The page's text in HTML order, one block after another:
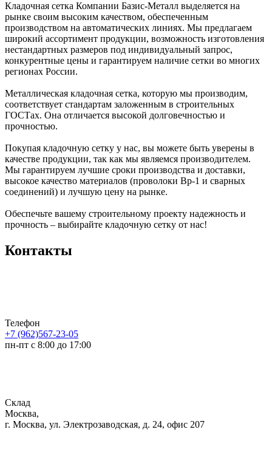
Кладочная сетка Компании Базис-Металл выделяется на
рынке своим высоким качеством, обеспеченным
производством на автоматических линиях. Мы предлагаем
широкий ассортимент продукции, возможность изготовления
нестандартных размеров под индивидуальный запрос,
конкурентные цены и гарантируем наличие сетки во многих
регионах России.
Металлическая кладочная сетка, которую мы производим,
соответствует стандартам заложенным в строительных
ГОСТах. Она отличается высокой долговечностью и
прочностью.
Покупая кладочную сетку у нас, вы можете быть уверены в
качестве продукции, так как мы являемся производителем.
Мы гарантируем лучшие сроки производства и доставки,
высокое качество материалов (проволоки Вр-1 и сварных
соединений) и лучшую цену на рынке.
Обеспечьте вашему строительному проекту надежность и
прочность – выбирайте кладочную сетку от нас!
Контакты
Телефон
+7 (962)567-23-05
пн-пт с 8:00 до 17:00
Склад
Москва,
г. Москва, ул. Электрозаводская, д. 24, офис 207